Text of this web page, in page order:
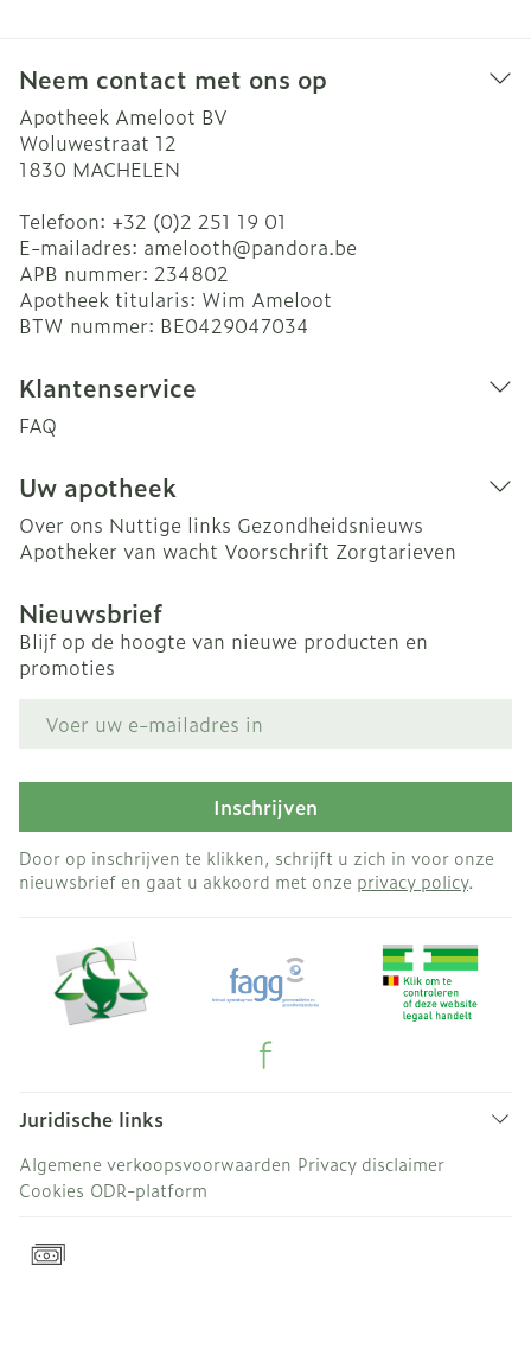
Neem contact met ons op
Apotheek Ameloot BV
Woluwestraat 12
1830 MACHELEN
Telefoon: +32 (0)2 251 19 01
E-mailadres: amelooth@pandora.be
APB nummer: 234802
Apotheek titularis: Wim Ameloot
BTW nummer: BE0429047034
Klantenservice
FAQ
Uw apotheek
Over ons Nuttige links Gezondheidsnieuws
Apotheker van wacht Voorschrift Zorgtarieven
Nieuwsbrief
Blijf op de hoogte van nieuwe producten en
promoties
Inschrijven
Door op inschrijven te klikken, schrijft u zich in voor onze
nieuwsbrief en gaat u akkoord met onze privacy policy.
Juridische links
Algemene verkoopsvoorwaarden Privacy disclaimer
Cookies ODR-platform